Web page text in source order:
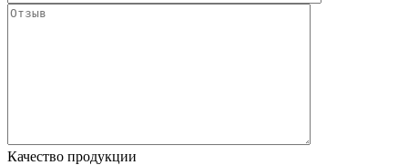
Качество продукции